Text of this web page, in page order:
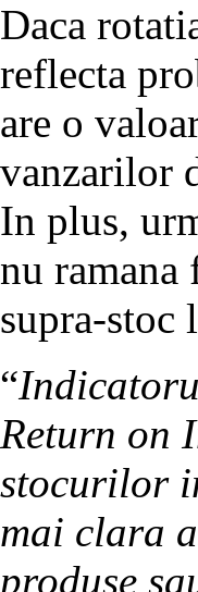
Daca
reflecta
are o
vanzarilor
In plus,
nu ramana
supra-stoc
“
Return on
stocurilor
mai clara
produse